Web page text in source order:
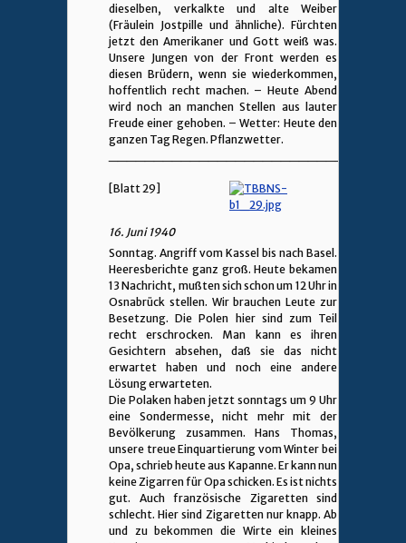
dieselben, verkalkte und alte Weiber
(Fräulein Jostpille und ähnliche). Fürchten
jetzt den Amerikaner und Gott weiß was.
Unsere Jungen von der Front werden es
diesen Brüdern, wenn sie wiederkommen,
hoffentlich recht machen. – Heute Abend
wird noch an manchen Stellen aus lauter
Freude einer gehoben. – Wetter: Heute den
ganzen Tag Regen. Pflanzwetter.
[Blatt 29]
16. Juni 1940
Sonntag. Angriff vom Kassel bis nach Basel.
Heeresberichte ganz groß. Heute bekamen
13 Nachricht, mußten sich schon um 12 Uhr in
Osnabrück stellen. Wir brauchen Leute zur
Besetzung. Die Polen hier sind zum Teil
recht erschrocken. Man kann es ihren
Gesichtern absehen, daß sie das nicht
erwartet haben und noch eine andere
Lösung erwarteten.
Die Polaken haben jetzt sonntags um 9 Uhr
eine Sondermesse, nicht mehr mit der
Bevölkerung zusammen. Hans Thomas,
unsere treue Einquartierung vom Winter bei
Opa, schrieb heute aus Kapanne. Er kann nun
keine Zigarren für Opa schicken. Es ist nichts
gut. Auch französische Zigaretten sind
schlecht. Hier sind Zigaretten nur knapp. Ab
und zu bekommen die Wirte ein kleines